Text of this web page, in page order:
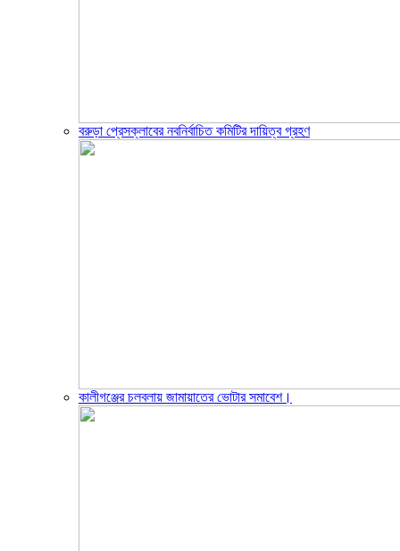
বরুড়া প্রেসক্লাবের নবনির্বাচিত কমিটির দায়িত্ব গ্রহণ
কালীগঞ্জের চলবলায় জামায়াতের ভোটার সমাবেশ।